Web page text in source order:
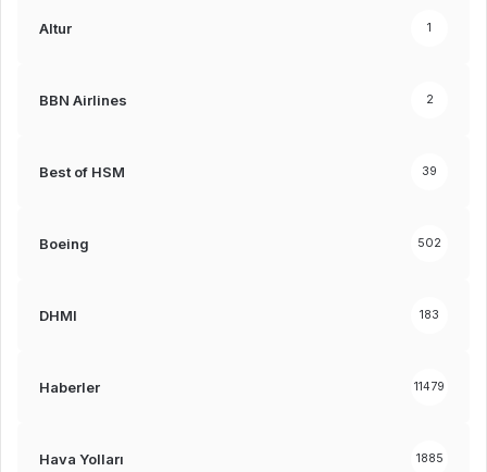
Altur 1
BBN Airlines 2
Best of HSM 39
Boeing 502
DHMI 183
Haberler 11479
Hava Yolları 1885